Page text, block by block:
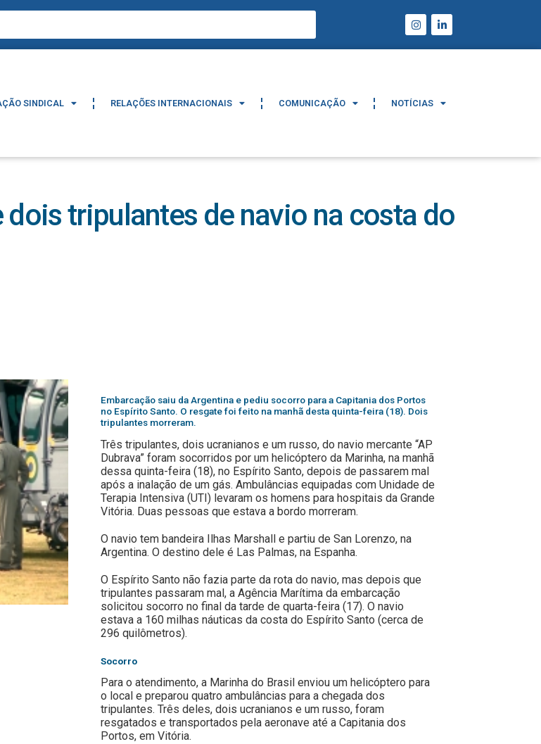
SINDICAL RELAÇÕES INTERNACIONAIS COMUNICAÇÃO
NOTÍCIAS
tripulantes de navio na costa do
Embarcação saiu da Argentina e pediu socorro para a Capitania dos Portos
no Espírito Santo. O resgate foi feito na manhã desta quinta-feira (18). Dois
tripulantes morreram.
Três tripulantes, dois ucranianos e um russo, do navio mercante “AP
Dubrava” foram socorridos por um helicóptero da Marinha, na manhã
dessa quinta-feira (18), no Espírito Santo, depois de passarem mal
após a inalação de um gás. Ambulâncias equipadas com Unidade de
Terapia Intensiva (UTI) levaram os homens para hospitais da Grande
Vitória. Duas pessoas que estava a bordo morreram.
O navio tem bandeira Ilhas Marshall e partiu de San Lorenzo, na
Argentina. O destino dele é Las Palmas, na Espanha.
O Espírito Santo não fazia parte da rota do navio, mas depois que
tripulantes passaram mal, a Agência Marítima da embarcação
solicitou socorro no final da tarde de quarta-feira (17). O navio
estava a 160 milhas náuticas da costa do Espírito Santo (cerca de
296 quilômetros).
Socorro
Para o atendimento, a Marinha do Brasil enviou um helicóptero para
o local e preparou quatro ambulâncias para a chegada dos
tripulantes. Três deles, dois ucranianos e um russo, foram
resgatados e transportados pela aeronave até a Capitania dos
Portos, em Vitória.